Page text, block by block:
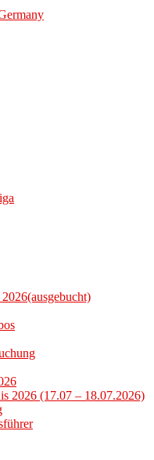
2026 (17.07 – 18.07.2026)